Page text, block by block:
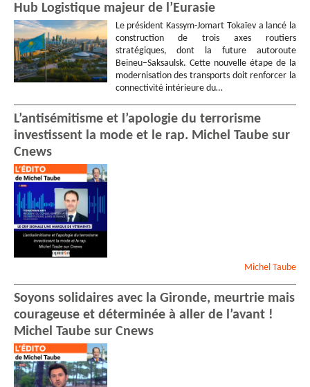
Hub Logistique majeur de l’Eurasie
Le président Kassym-Jomart Tokaïev a lancé la
construction de trois axes routiers
stratégiques, dont la future autoroute
Beineu–Saksaulsk. Cette nouvelle étape de la
modernisation des transports doit renforcer la
connectivité intérieure du…
L’antisémitisme et l’apologie du terrorisme
investissent la mode et le rap. Michel Taube sur
Cnews
Michel Taube
Soyons solidaires avec la Gironde, meurtrie mais
courageuse et déterminée à aller de l’avant !
Michel Taube sur Cnews